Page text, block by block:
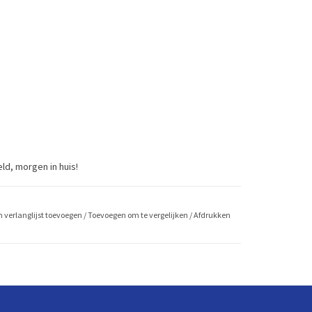
morgen in huis!
verlanglijst toevoegen /Toevoegen om te vergelijken /Afdrukken